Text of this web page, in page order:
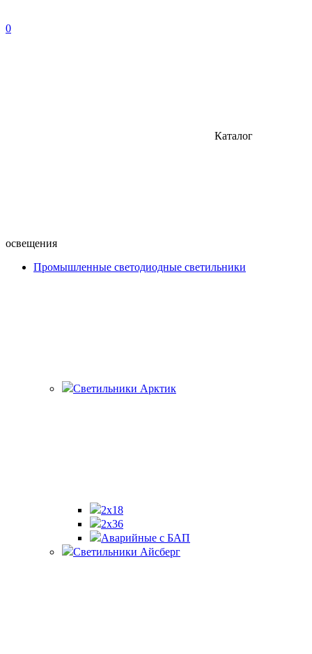
0
Каталог
освещения
Промышленные светодиодные светильники
Светильники Арктик
2х18
2x36
Аварийные с БАП
Светильники Айсберг